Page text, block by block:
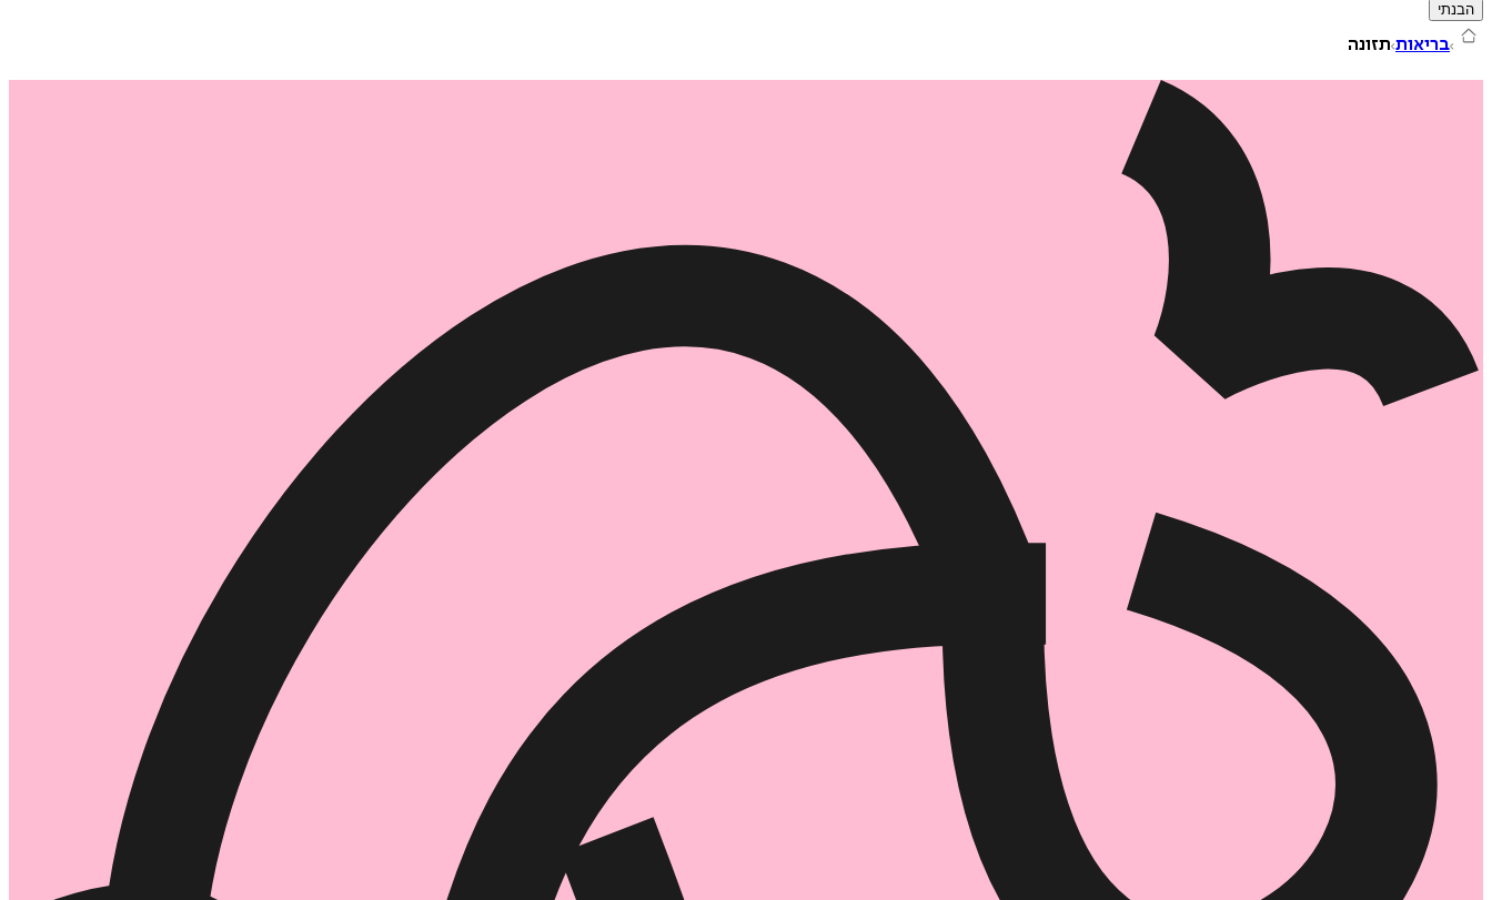
הבנתי
בריאות תזונה